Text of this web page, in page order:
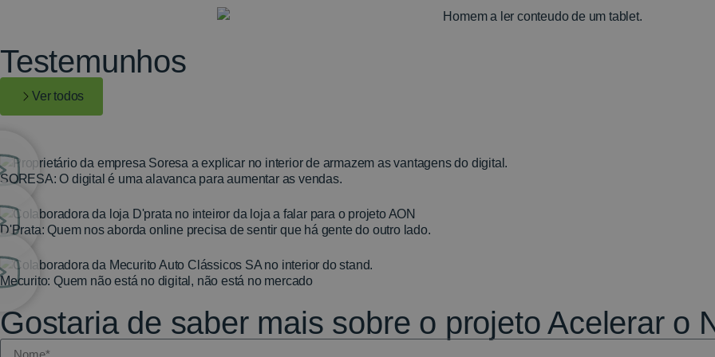
Testemunhos
Ver todos
SORESA: O digital é uma alavanca para aumentar as vendas.
D'Prata: Quem nos aborda online precisa de sentir que há gente do outro lado.
Mecurito: Quem não está no digital, não está no mercado
Gostaria de saber mais sobre o projeto Acelerar o